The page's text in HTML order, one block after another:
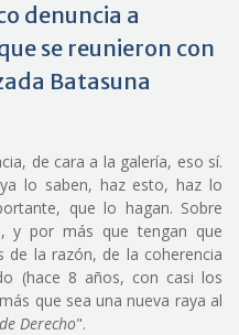
denuncia a
se reunieron con
Batasuna
de cara a la galería, eso sí.
lo saben, haz esto, haz lo
que lo hagan. Sobre
y por más que tengan que
la razón, de la coherencia
(hace 8 años, con casi los
que sea una nueva raya al
Derecho".